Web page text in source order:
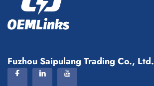
Fuzhou Saipulang Trading Co., Ltd.